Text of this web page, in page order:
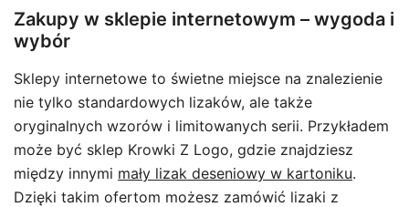
Zakupy w sklepie internetowym – wygoda i
wybór
Sklepy internetowe to świetne miejsce na znalezienie
nie tylko standardowych lizaków, ale także
oryginalnych wzorów i limitowanych serii. Przykładem
może być sklep Krowki Z Logo, gdzie znajdziesz
między innymi mały lizak deseniowy w kartoniku.
Dzięki takim ofertom możesz zamówić lizaki z